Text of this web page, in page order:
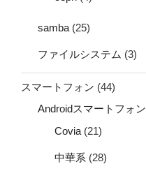
samba (25)
ファイルシステム (3)
スマートフォン (44)
Androidスマートフォン
Covia (21)
中華系 (28)